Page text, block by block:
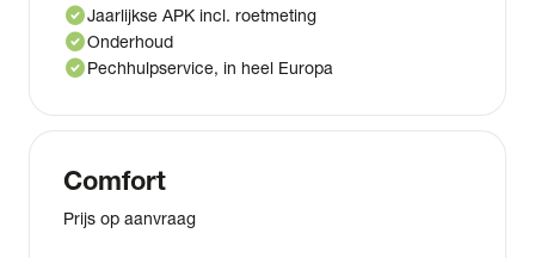
check_circleJaarlijkse APK incl. roetmeting
check_circleOnderhoud
check_circlePechhulpservice, in heel Europa
Comfort
Prijs op aanvraag